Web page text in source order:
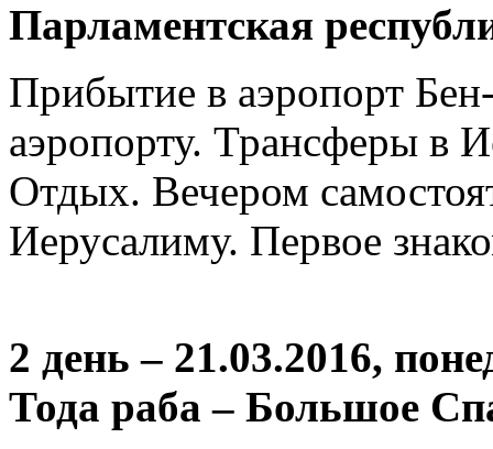
Парламентская
Прибытие в аэропорт
аэропорту. Трансферы в
Отдых. Вечером
Иерусалиму. Первое
2 день – 21.03.2016,
Тода раба – Большое